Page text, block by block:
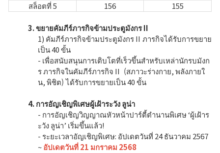
สล็อตที่ 5
156 155
3. ขยายคัมภีร์ภารกิจข้ามประตูมังกร II
1) คัมภีร์ภารกิจข้ามประตูมังกร II ภารกิจได้รับการขยาย
เป็น 40 ขั้น
- เพื่อสนับสนุนการเติบโตที่เร็วขึ้นสำหรับเหล่านักรบมังก
ร ภารกิจในคัมภีร์ภารกิจ II (สภาวะร่างกาย, พลังภายใ
น, พิชิต) ได้รับการขยายเป็น 40 ขั้น
4. การอัญเชิญพิเศษผู้เฝ้าระวัง ลูน่า
- การอัญเชิญวิญญาณหัวหน้าปาร์ตี้ตำนานพิเศษ ‘ผู้เฝ้าร
ะวัง ลูน่า’ เริ่มขึ้นแล้ว!
- ระยะเวลาอัญเชิญพิเศษ: อัปเดตวันที่ 24 ธันวาคม 2567
~อัปเดตวันที่ 21 มกราคม 2568